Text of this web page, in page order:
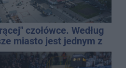
czołówce. Według
miasto jest jednym z
na upały